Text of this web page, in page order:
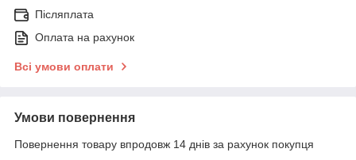
Післяплата
Оплата на рахунок
Всі умови оплати
Умови повернення
Повернення товару впродовж 14 днів за рахунок покупця